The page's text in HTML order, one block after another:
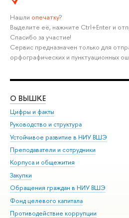
Нашли опечатку?
Выделите её, нажмите Ctrl+Enter и
Спасибо за участие!
Сервис предназначен только для
орфографических и пунктуационных
О ВЫШКЕ
Цифры и факты
Руководство и структура
Устойчивое развитие в НИУ ВШЭ
Преподаватели и сотрудники
Корпуса и общежития
Закупки
Обращения граждан в НИУ ВШЭ
Фонд целевого капитала
Противодействие коррупции